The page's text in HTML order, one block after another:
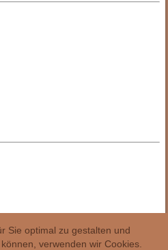
Sie optimal zu gestalten und
verwenden wir Cookies.